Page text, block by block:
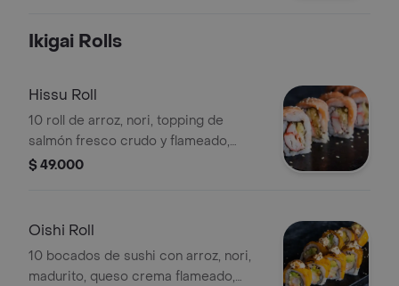
Ikigai Rolls
Hissu Roll
10 roll de arroz, nori, topping de
salmón fresco crudo y flameado,
queso crema, tempura crumbs,
$ 49.000
Oishi Roll
10 bocados de sushi con arroz, nori,
madurito, queso crema flameado,